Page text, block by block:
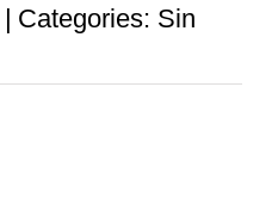
| Categories: Sin